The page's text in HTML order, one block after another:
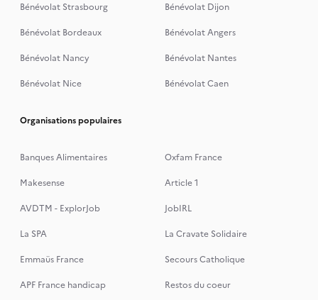
Bénévolat Strasbourg
Bénévolat Dijon
Bénévolat Bordeaux
Bénévolat Angers
Bénévolat Nancy
Bénévolat Nantes
Bénévolat Nice
Bénévolat Caen
Organisations populaires
Banques Alimentaires
Oxfam France
Makesense
Article 1
AVDTM - ExplorJob
JobIRL
La SPA
La Cravate Solidaire
Emmaüs France
Secours Catholique
APF France handicap
Restos du coeur